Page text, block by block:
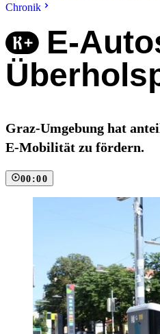
Chronik
E-
Graz-Umgebung hat
E-Mobilität zu fördern.
00:00